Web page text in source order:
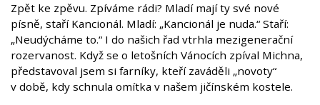
Zpět ke zpěvu. Zpíváme rádi? Mladí mají ty své nové
písně, staří Kancionál. Mladí: „Kancionál je nuda.“ Staří:
„Neudýcháme to.“ I do našich řad vtrhla mezigenerační
rozervanost. Když se o letošních Vánocích zpíval Michna,
představoval jsem si farníky, kteří zaváděli „novoty“
v době, kdy schnula omítka v našem jičínském kostele.